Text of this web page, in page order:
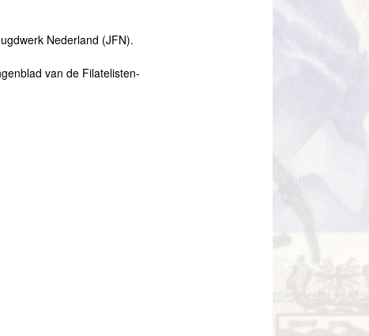
Nederland (JFN).
van de Filatelisten-